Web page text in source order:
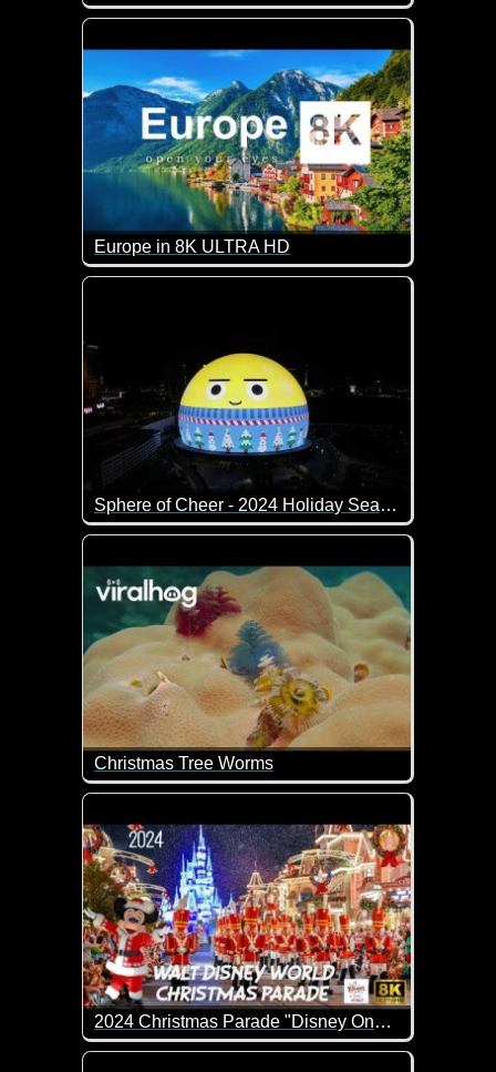
Kanada ist ein nordamerikanisches Land, das im
Europe in 8K ULTRA HD
Wunderschöne Eindrücke aus Europa.
Sphere of Cheer - 2024 Holiday Season
Die neueste und vielleicht sogar
Christmas Tree Worms
Diese Weihnachtsbaumwürmer filtern mit ihren
2024 Christmas Parade "Disney Once Upon A Christmastime Parade"
Wenn das keine tolle Weihnachts-Parade ist.